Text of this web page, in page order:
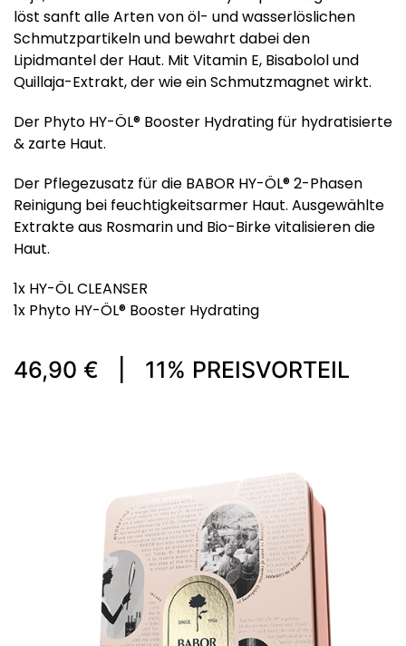
löst sanft alle Arten von öl- und wasserlöslichen
Schmutzpartikeln und bewahrt dabei den
Lipidmantel der Haut. Mit Vitamin E, Bisabolol und
Quillaja-Extrakt, der wie ein Schmutzmagnet wirkt.
Der Phyto HY-ÖL® Booster Hydrating für hydratisierte
& zarte Haut.
Der Pflegezusatz für die BABOR HY-ÖL® 2-Phasen
Reinigung bei feuchtigkeitsarmer Haut. Ausgewählte
Extrakte aus Rosmarin und Bio-Birke vitalisieren die
Haut.
1x HY-ÖL CLEANSER
1x Phyto HY-ÖL® Booster Hydrating
46,90 € | 11% PREISVORTEIL